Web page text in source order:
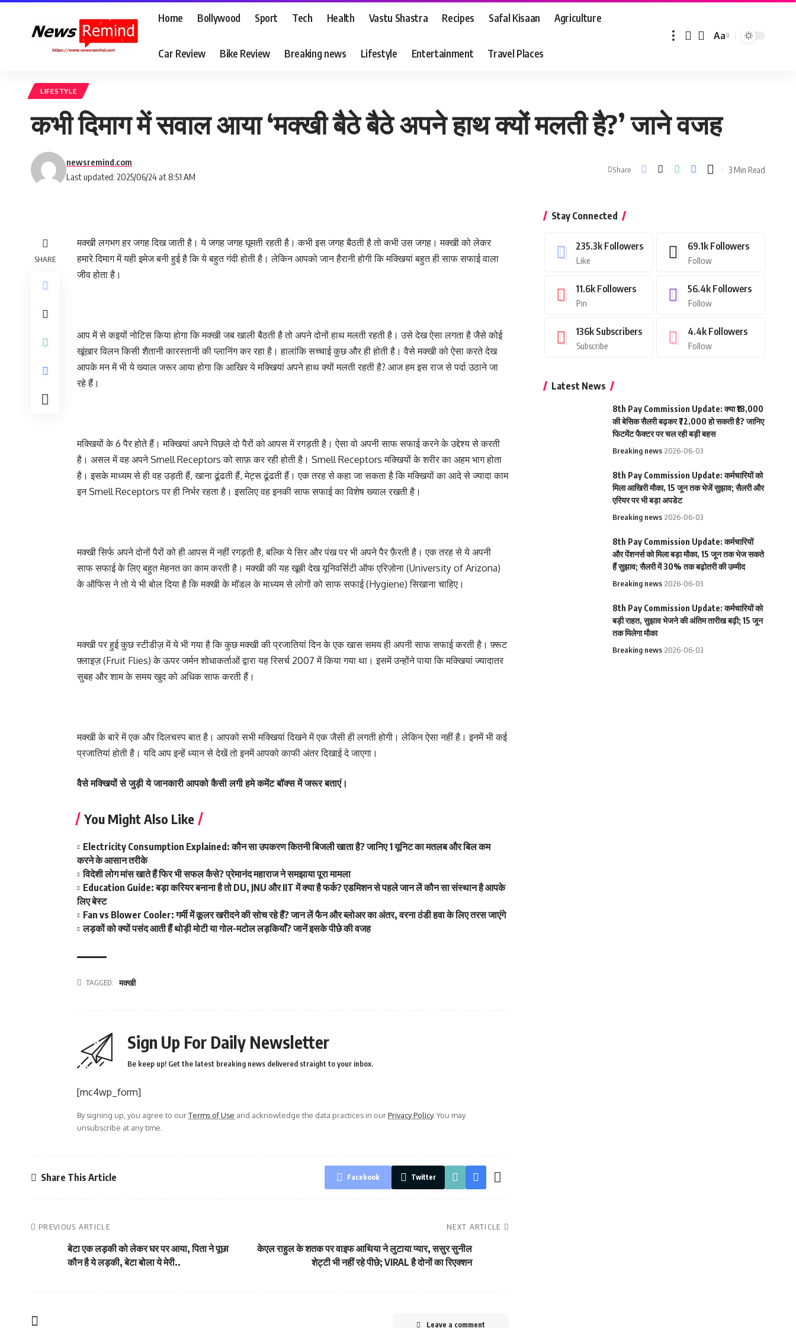
Home Bollywood Sport Tech Health Vastu Shastra Recipes Safal Kisaan Agriculture
Car Review Bike Review Breaking news Lifestyle Entertainment Travel Places
Font
Aa
LIFESTYLE
कभी दिमाग में सवाल आया ‘मक्खी बैठे बैठे अपने हाथ क्यों मलती है?’ जाने वजह
Last updated: 2025/06/24 at 8:51 AM
newsremind.com
Share 3 Min Read
SHARE
मक्खी लगभग हर जगह दिख जाती है। ये जगह जगह घूमती रहती है। कभी इस जगह बैठती है तो कभी उस जगह। मक्खी को लेकर
हमारे दिमाग में यही इमेज बनी हुई है कि ये बहुत गंदी होती है। लेकिन आपको जान हैरानी होगी कि मक्खियां बहुत ही साफ सफाई वाला
जीव होता है।
आप में से कइयों नोटिस किया होगा कि मक्खी जब खाली बैठती है तो अपने दोनों हाथ मलती रहती है। उसे देख ऐसा लगता है जैसे कोई
खूंखार विलन किसी शैतानी कारस्तानी की प्लानिंग कर रहा है। हालांकि सच्चाई कुछ और ही होती है। वैसे मक्खी को ऐसा करते देख
आपके मन में भी ये ख्याल जरूर आया होगा कि आखिर ये मक्खियां अपने हाथ क्यों मलती रहती है? आज हम इस राज से पर्दा उठाने जा
रहे हैं।
मक्खियों के 6 पैर होते हैं। मक्खियां अपने पिछले दो पैरों को आपस में रगड़ती है। ऐसा वो अपनी साफ सफाई करने के उद्देश्य से करती
है। असल में वह अपने Smell Receptors को साफ़ कर रही होती है। Smell Receptors मक्खियों के शरीर का अहम भाग होता
है। इसके माध्यम से ही वह उड़ती हैं, खाना ढूंढती हैं, मेट्स ढूंढती हैं। एक तरह से कहा जा सकता है कि मक्खियों का आदे से ज्यादा काम
इन Smell Receptors पर ही निर्भर रहता है। इसलिए वह इनकी साफ सफाई का विशेष ख्याल रखती है।
मक्खी सिर्फ अपने दोनों पैरों को ही आपस में नहीं रगड़ती है, बल्कि ये सिर और पंख पर भी अपने पैर फ़ैरती है। एक तरह से ये अपनी
साफ सफाई के लिए बहुत मेहनत का काम करती है। मक्खी की यह खूबी देख यूनिवर्सिटी ऑफ एरिज़ोना (University of Arizona)
के ऑफिस ने तो ये भी बोल दिया है कि मक्खी के मॉडल के माध्यम से लोगों को साफ सफाई (Hygiene) सिखाना चाहिए।
मक्खी पर हुई कुछ स्टीडीज़ में ये भी गया है कि कुछ मक्खी की प्रजातियां दिन के एक खास समय ही अपनी साफ सफाई करती है। फ़्रूट
फ़्लाइज़ (Fruit Flies) के ऊपर जर्मन शोधाकर्ताओं द्वारा यह रिसर्च 2007 में किया गया था। इसमें उन्होंने पाया कि मक्खियां ज्यादातर
सुबह और शाम के समय खुद को अधिक साफ करती हैं।
मक्खी के बारे में एक और दिलचस्प बात है। आपको सभी मक्खियां दिखने में एक जैसी ही लगती होगी। लेकिन ऐसा नहीं है। इनमें भी कई
प्रजातियां होती है। यदि आप इन्हें ध्यान से देखें तो इनमें आपको काफी अंतर दिखाई दे जाएगा।
वैसे मक्खियों से जुड़ी ये जानकारी आपको कैसी लगी हमे कमेंट बॉक्स में जरूर बताएं।
You Might Also Like
Electricity Consumption Explained: कौन सा उपकरण कितनी बिजली खाता है? जानिए 1 यूनिट का मतलब और बिल कम
करने के आसान तरीके
विदेशी लोग मांस खाते हैं फिर भी सफल कैसे? प्रेमानंद महाराज ने समझाया पूरा मामला
Education Guide: बड़ा करियर बनाना है तो DU, JNU और IIT में क्या है फर्क? एडमिशन से पहले जान लें कौन सा संस्थान है आपके
लिए बेस्ट
Fan vs Blower Cooler: गर्मी में कूलर खरीदने की सोच रहे हैं? जान लें फैन और ब्लोअर का अंतर, वरना ठंडी हवा के लिए तरस जाएंगे
लड़कों को क्यों पसंद आती हैं थोड़ी मोटी या गोल-मटोल लड़कियाँ? जानें इसके पीछे की वजह
TAGGED: मक्खी
Sign Up For Daily Newsletter
Be keep up! Get the latest breaking news delivered straight to your inbox.
[mc4wp_form]
By signing up, you agree to ourTerms of Use and acknowledge the data practices in ourPrivacy Policy. You may
unsubscribe at any time.
Share This Article Facebook Twitter
PREVIOUS ARTICLE
बेटा एक लड़की को लेकर घर पर आया, पिता ने पूछा
कौन है ये लड़की, बेटा बोला ये मेरी..
NEXT ARTICLE
केएल राहुल के शतक पर वाइफ आथिया ने लुटाया प्यार, ससुर सुनील
शेट्टी भी नहीं रहे पीछे; VIRAL है दोनों का रिएक्शन
Leave a comment
Stay Connected
235.3k Followers
Like
69.1k Followers
Follow
11.6k Followers
Pin
56.4k Followers
Follow
136k Subscribers
Subscribe
4.4k Followers
Follow
Latest News
8th Pay Commission Update: क्या ₹18,000
की बेसिक सैलरी बढ़कर ₹72,000 हो सकती है? जानिए
फिटमेंट फैक्टर पर चल रही बड़ी बहस
Breaking news 2026-06-03
8th Pay Commission Update: कर्मचारियों को
मिला आखिरी मौका, 15 जून तक भेजें सुझाव; सैलरी और
एरियर पर भी बड़ा अपडेट
Breaking news 2026-06-03
8th Pay Commission Update: कर्मचारियों
और पेंशनर्स को मिला बड़ा मौका, 15 जून तक भेज सकते
हैं सुझाव; सैलरी में 30% तक बढ़ोतरी की उम्मीद
Breaking news 2026-06-03
8th Pay Commission Update: कर्मचारियों को
बड़ी राहत, सुझाव भेजने की अंतिम तारीख बढ़ी; 15 जून
तक मिलेगा मौका
Breaking news 2026-06-03